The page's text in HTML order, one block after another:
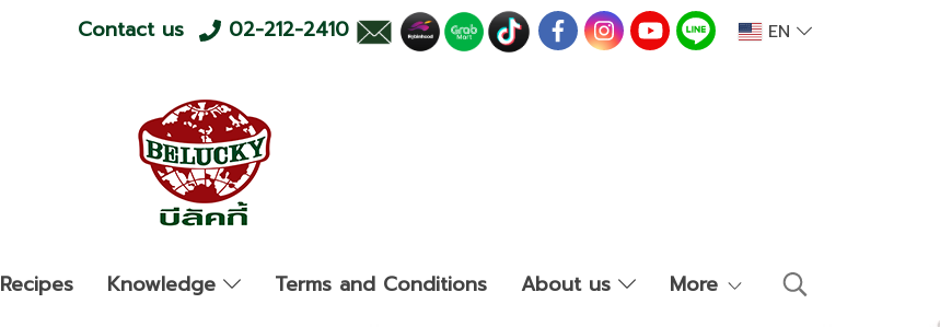
Contact us 02-212-2410 EN
Recipes Knowledge Terms and Conditions About us More